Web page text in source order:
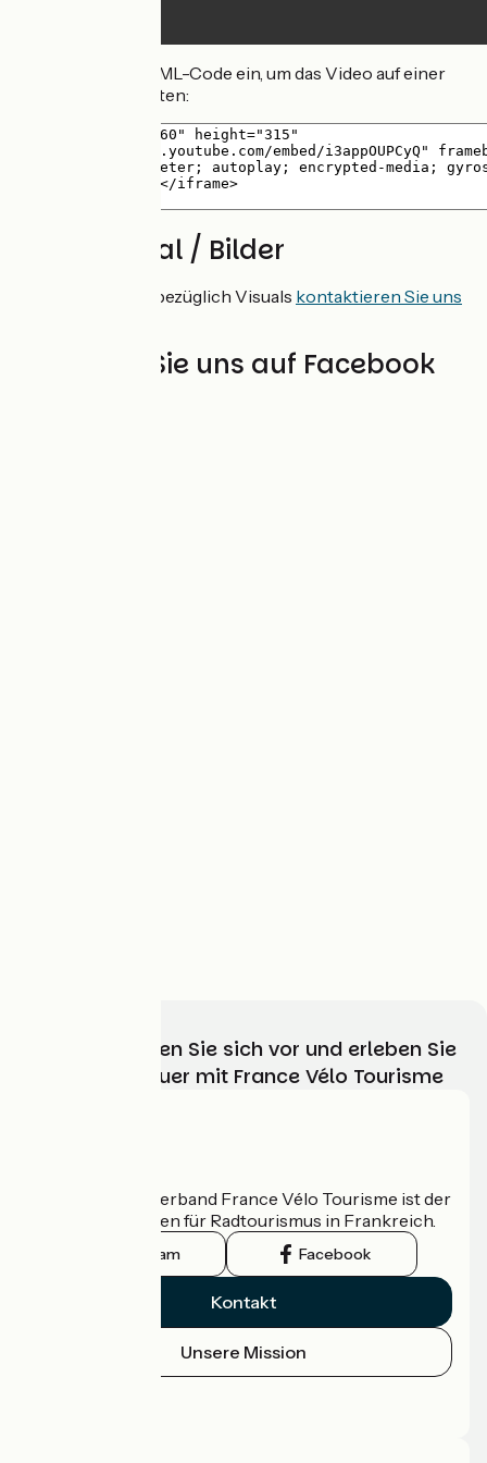
Fügen Sie den HTML-Code ein, um das Video auf einer
Website einzubetten:
Bildmaterial / Bilder
Für eine Anfrage bezüglich Visuals kontaktieren Sie uns
Begleiten Sie uns auf Facebook
Wählen, bereiten Sie sich vor und erleben Sie
Ihr Radabenteuer mit France Vélo Tourisme
Der nationale Verband France Vélo Tourisme ist der
offizielle Leitfaden für Radtourismus in Frankreich.
Instagram Facebook
Kontakt
Unsere Mission